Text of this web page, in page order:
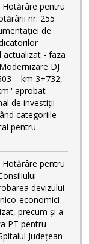
Hotărâre pentru
nr. 255
de
actualizat - faza
DJ
– km 3+732,
aprobat
de investiții
categoriile
pentru
Hotărâre pentru
devizului
economici
precum și a
PT pentru
Județean